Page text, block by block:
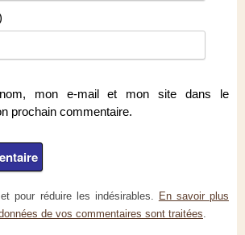
mon e-mail et mon site dans le
prochain commentaire.
pour réduire les indésirables. En savoir plus
de vos commentaires sont traitées